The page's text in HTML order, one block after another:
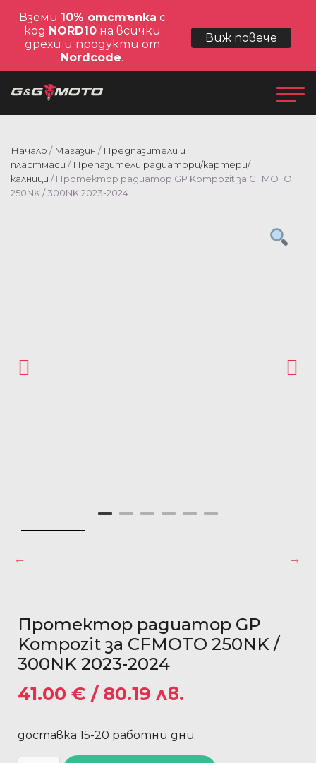
Начало / Магазин / Предпазители и
пластмаси / Препазители радиатори/картери/
калници / Протектор радиатор GP Kompozit за CFMOTO
250NK / 300NK 2023-2024
Протектор радиатор GP
Kompozit за CFMOTO 250NK /
300NK 2023-2024
41.00 € / 80.19 лв.
доставка 15-20 работни дни
Вземи 10% отстъпка с
код NORD10на всички
дрехи и продукти от
Nordcode.
Виж повече